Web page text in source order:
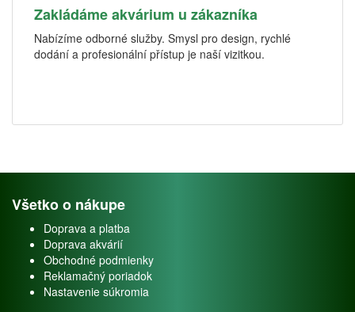
Zakládáme akvárium u zákazníka
Nabízíme odborné služby. Smysl pro design, rychlé
dodání a profesionální přístup je naší vizitkou.
Všetko o nákupe
Doprava a platba
Doprava akvárií
Obchodné podmienky
Reklamačný poriadok
Nastavenie súkromia